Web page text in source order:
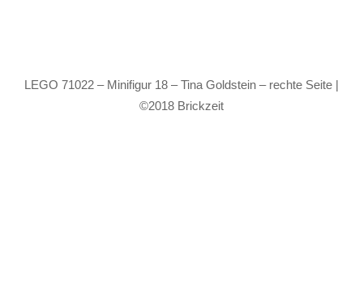
LEGO 71022 – Minifigur 18 – Tina Goldstein – rechte Seite |
©2018 Brickzeit